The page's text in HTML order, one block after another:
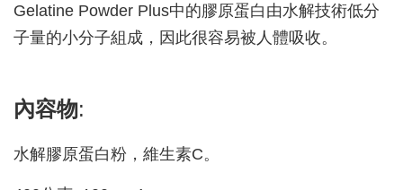
Gelatine Powder Plus中的膠原蛋白由水解技術低分
子量的小分子組成，因此很容易被人體吸收。
內容物:
水解膠原蛋白粉，維生素C。